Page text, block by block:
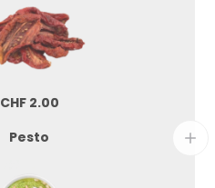
CHF2.00
Pesto